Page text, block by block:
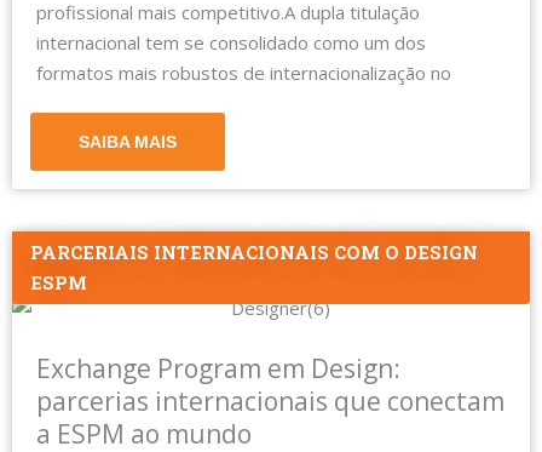
profissional mais competitivo.A dupla titulação
internacional tem se consolidado como um dos
formatos mais robustos de internacionalização no
SAIBA MAIS
PARCERIAIS INTERNACIONAIS COM O DESIGN
ESPM
Exchange Program em Design:
parcerias internacionais que conectam
a ESPM ao mundo